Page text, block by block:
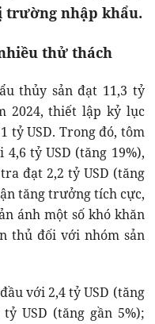
trường nhập khẩu.
thử thách
thủy sản đạt 11,3 tỷ
2024, thiết lập kỷ lục
tỷ USD. Trong đó, tôm
tỷ USD (tăng 19%),
đạt 2,2 tỷ USD (tăng
tăng trưởng tích cực,
ánh một số khó khăn
thủ đối với nhóm sản
với 2,4 tỷ USD (tăng
USD (tăng gần 5%);